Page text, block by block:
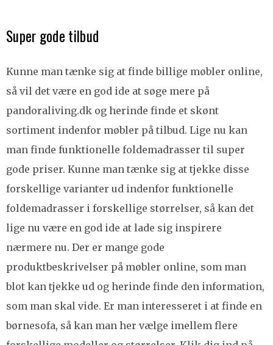
Super gode tilbud
Kunne man tænke sig at finde billige møbler online,
så vil det være en god ide at søge mere på
pandoraliving.dk og herinde finde et skønt
sortiment indenfor møbler på tilbud. Lige nu kan
man finde funktionelle foldemadrasser til super
gode priser. Kunne man tænke sig at tjekke disse
forskellige varianter ud indenfor funktionelle
foldemadrasser i forskellige størrelser, så kan det
lige nu være en god ide at lade sig inspirere
nærmere nu. Der er mange gode
produktbeskrivelser på møbler online, som man
blot kan tjekke ud og herinde finde den information,
som man skal vide. Er man interesseret i at finde en
børnesofa, så kan man her vælge imellem flere